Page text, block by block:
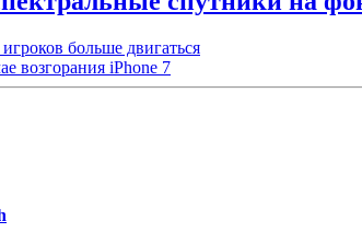
больше двигаться
возгорания iPhone 7